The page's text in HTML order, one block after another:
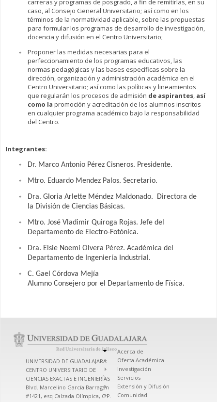
carreras y programas de posgrado, a fin de remitirlas, en su
caso, al Consejo General Universitario; así como en los
términos de la normatividad aplicable, sobre las propuestas
para formular los programas de desarrollo de investigación,
docencia y difusión en el Centro Universitario;
Proponer las medidas necesarias para el
perfeccionamiento de los programas educativos, las
normas pedagógicas y las bases específicas sobre la
dirección, organización y administración académica en el
Centro Universitario; así como las políticas y lineamientos
que regularán los procesos de admisión de aspirantes, así
como la promoción y acreditación de los alumnos inscritos
en cualquier programa académico bajo la responsabilidad
del Centro.
Integrantes:
Dr. Marco Antonio Pérez Cisneros. Presidente.
Mtro. Eduardo Mendez Palos. Secretario.
Dra. Gloria Arlette Méndez Maldonado. Directora de
la División de Ciencias Básicas.
Mtro. José Vladimir Quiroga Rojas. Jefe del
Departamento de Electro-Fotónica.
Dra. Elsie Noemi Olvera Pérez. Académica del
Departamento de Ingeniería Industrial.
C. Gael Córdova Mejía
Alumno Consejero por el Departamento de Física.
UNIVERSIDAD DE GUADALAJARA
CENTRO UNIVERSITARIO DE
CIENCIAS EXACTAS E INGENIERÍAS
Blvd. Marcelino García Barragán
#1421, esq Calzada Olímpica, C.P.
Acerca de
Oferta Académica
Investigación
Servicios
Extensión y Difusión
Comunidad